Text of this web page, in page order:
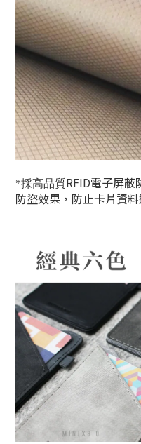
*採高品質RFID電子屏蔽
防盜效果，防止卡片資